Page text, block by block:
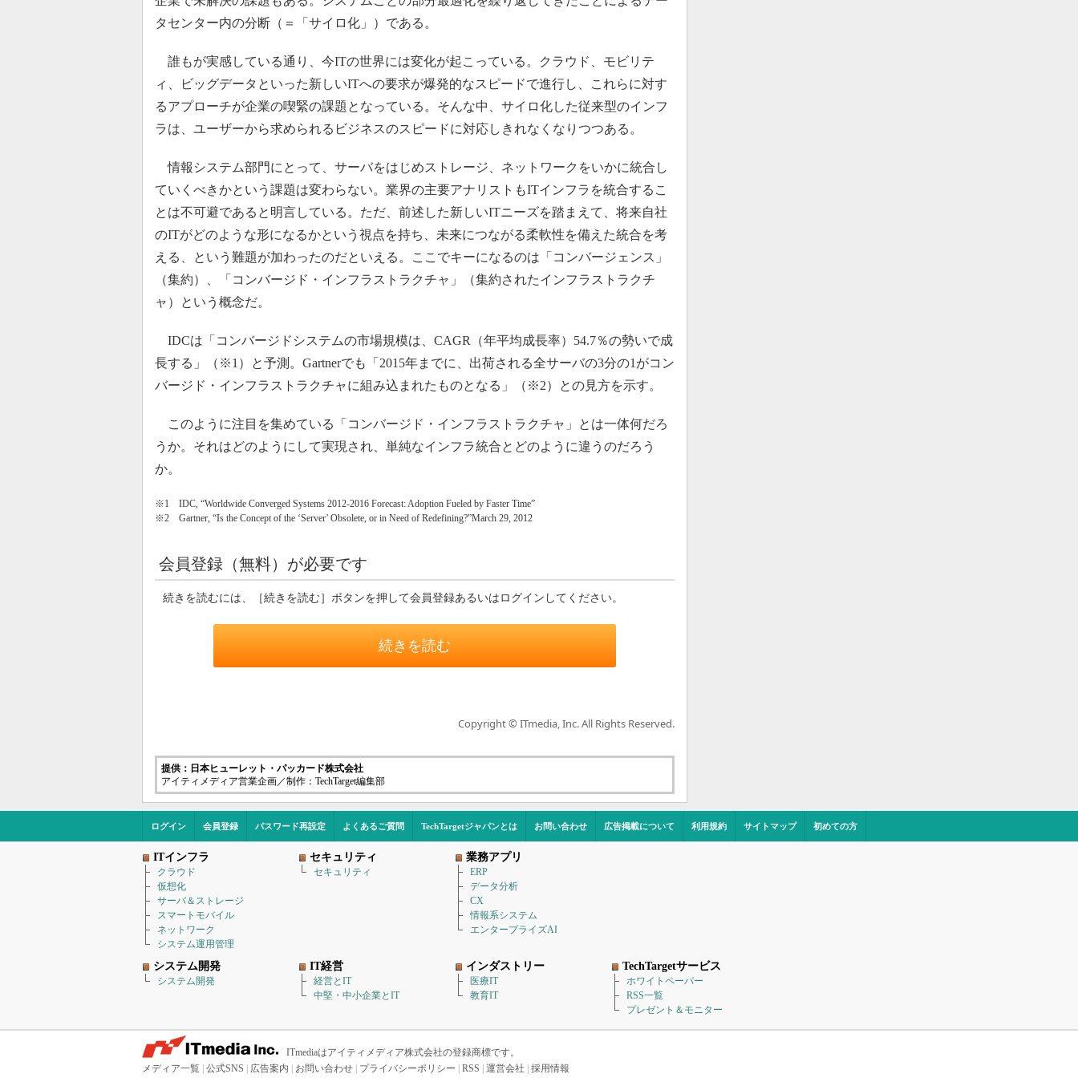
タセンター内の分断（＝「サイロ化」）である。
誰もが実感している通り、今ITの世界には変化が起こっている。クラウド、モビリテ
ィ、ビッグデータといった新しいITへの要求が爆発的なスピードで進行し、これらに対す
るアプローチが企業の喫緊の課題となっている。そんな中、サイロ化した従来型のインフ
ラは、ユーザーから求められるビジネスのスピードに対応しきれなくなりつつある。
情報システム部門にとって、サーバをはじめストレージ、ネットワークをいかに統合し
ていくべきかという課題は変わらない。業界の主要アナリストもITインフラを統合するこ
とは不可避であると明言している。ただ、前述した新しいITニーズを踏まえて、将来自社
のITがどのような形になるかという視点を持ち、未来につながる柔軟性を備えた統合を考
える、という難題が加わったのだといえる。ここでキーになるのは「コンバージェンス」
（集約）、「コンバージド・インフラストラクチャ」（集約されたインフラストラクチ
ャ）という概念だ。
IDCは「コンバージドシステムの市場規模は、CAGR（年平均成長率）54.7％の勢いで成
長する」（※1）と予測。Gartnerでも「2015年までに、出荷される全サーバの3分の1がコン
バージド・インフラストラクチャに組み込まれたものとなる」（※2）との見方を示す。
このように注目を集めている「コンバージド・インフラストラクチャ」とは一体何だろ
うか。それはどのようにして実現され、単純なインフラ統合とどのように違うのだろう
か。
※1 IDC, “Worldwide Converged Systems 2012-2016 Forecast: Adoption Fueled by Faster Time”
※2 Gartner, “Is the Concept of the ‘Server’ Obsolete, or in Need of Redefining?”March 29, 2012
会員登録（無料）が必要です
続きを読むには、［続きを読む］ボタンを押して会員登録あるいはログインしてください。
続きを読む
Copyright © ITmedia, Inc. All Rights Reserved.
提供：日本ヒューレット・パッカード株式会社
アイティメディア営業企画／制作：TechTarget編集部
ログイン 会員登録 パスワード再設定 よくあるご質問 TechTargetジャパンとは お問い合わせ 広告掲載について 利用規約 サイトマップ 初めての方
ITインフラ
クラウド
仮想化
サーバ＆ストレージ
スマートモバイル
ネットワーク
システム運用管理
セキュリティ
セキュリティ
業務アプリ
ERP
データ分析
CX
情報系システム
エンタープライズAI
システム開発
システム開発
IT経営
経営とIT
中堅・中小企業とIT
インダストリー
医療IT
教育IT
TechTargetサービス
ホワイトペーパー
RSS一覧
プレゼント＆モニター
ITmediaはアイティメディア株式会社の登録商標です。
メディア一覧 公式SNS 広告案内 お問い合わせ プライバシーポリシー RSS 運営会社 採用情報